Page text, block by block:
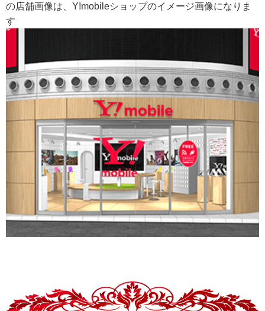
の店舗画像は、Y!mobileショップのイメージ画像になりま
す